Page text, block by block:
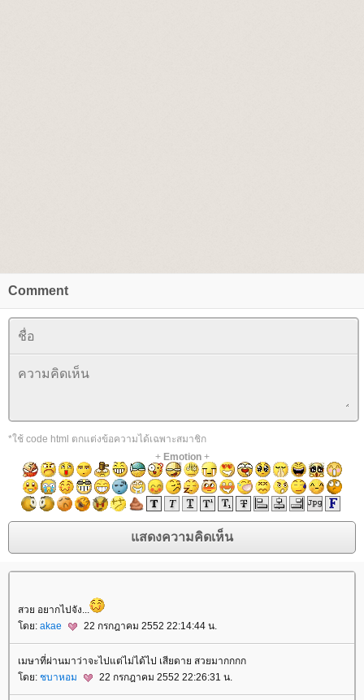
Comment
*ใช้ code html ตกแต่งข้อความได้เฉพาะสมาชิก
+ Emotion+
สวย อยากไปจัง...
ดย: akae 22 กรกฎาคม 2552 22:14:44 น.
เมษาที่ผ่านมาว่าจะไปแต่ไม่ได้ไป เสียดาย สวยมากกกก
ดย: ชบาหอม 22 กรกฎาคม 2552 22:26:31 น.